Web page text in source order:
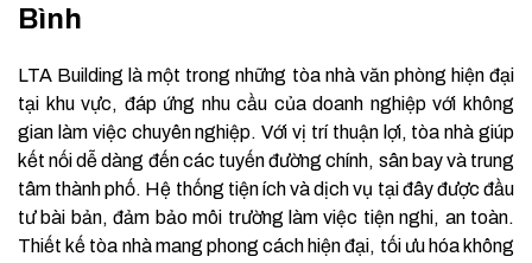
Bình
LTA Building là một trong những tòa nhà văn phòng hiện đại
tại khu vực, đáp ứng nhu cầu của doanh nghiệp với không
gian làm việc chuyên nghiệp. Với vị trí thuận lợi, tòa nhà giúp
kết nối dễ dàng đến các tuyến đường chính, sân bay và trung
tâm thành phố. Hệ thống tiện ích và dịch vụ tại đây được đầu
tư bài bản, đảm bảo môi trường làm việc tiện nghi, an toàn.
Thiết kế tòa nhà mang phong cách hiện đại, tối ưu hóa không